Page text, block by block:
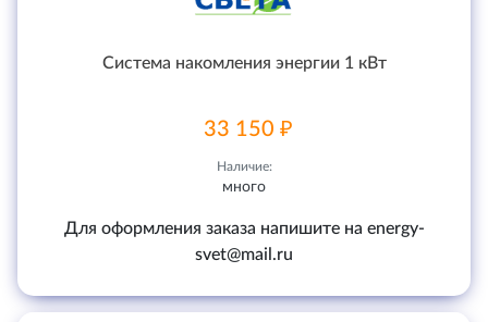
Система накомления энергии 1 кВт
33 150 ₽
Наличие:
много
Для оформления заказа напишите на energy-
svet@mail.ru